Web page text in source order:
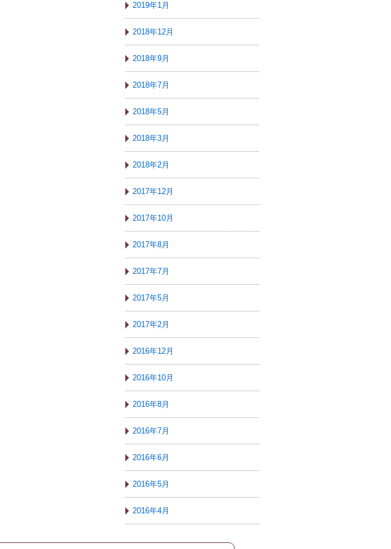
2019年1月
2018年12月
2018年9月
2018年7月
2018年5月
2018年3月
2018年2月
2017年12月
2017年10月
2017年8月
2017年7月
2017年5月
2017年2月
2016年12月
2016年10月
2016年8月
2016年7月
2016年6月
2016年5月
2016年4月